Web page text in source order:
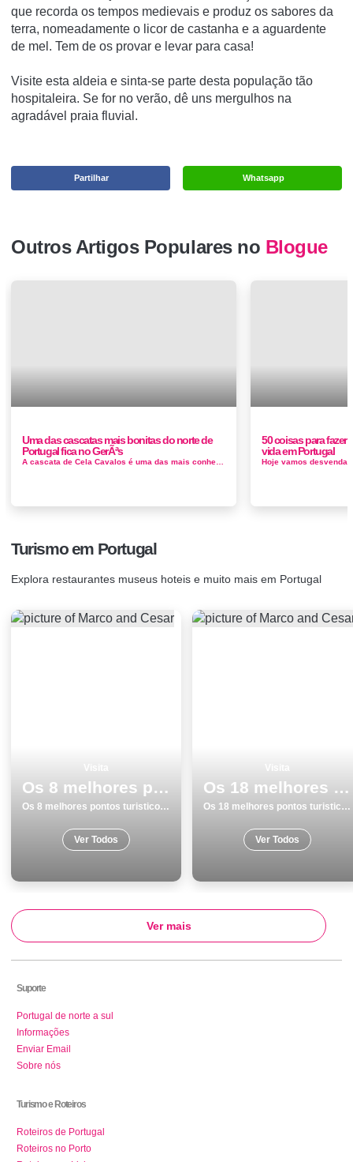
que recorda os tempos medievais e produz os sabores da
terra, nomeadamente o licor de castanha e a aguardente
de mel. Tem de os provar e levar para casa!
Visite esta aldeia e sinta-se parte desta população tão
hospitaleira. Se for no verão, dê uns mergulhos na
agradável praia fluvial.
Whatsapp
Partilhar
Outros Artigos Populares no Blogue
Uma das cascatas mais bonitas do norte de
Portugal fica no GerÃªs
50 coisas para fazer
vida em Portugal
Turismo em Portugal
Explora restaurantes museus hoteis e muito mais em Portugal
Os 8 melhores pontos turisticos e passeios em Monumentos no Porto
Os 8 melhores pontos turisticos e passeios em Monumentos no Porto
Ver Todos
Os 18 melhores pontos turisticos para conhecer e visitar em Lisboa
Os 18 melhores pontos turisticos para conhecer e visitar em Lisboa
Ver Todos
Ver mais
Suporte
Portugal de norte a sul
Informações
Enviar Email
Sobre nós
Turismo e Roteiros
Roteiros de Portugal
Roteiros no Porto